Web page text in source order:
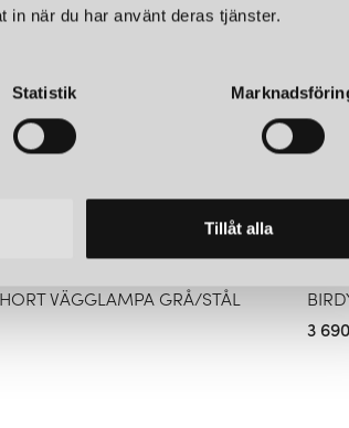
in när du har använt deras tjänster.
Statistik
Tillåt alla
VÄGGLAMPA GRÅ/STÅL
3